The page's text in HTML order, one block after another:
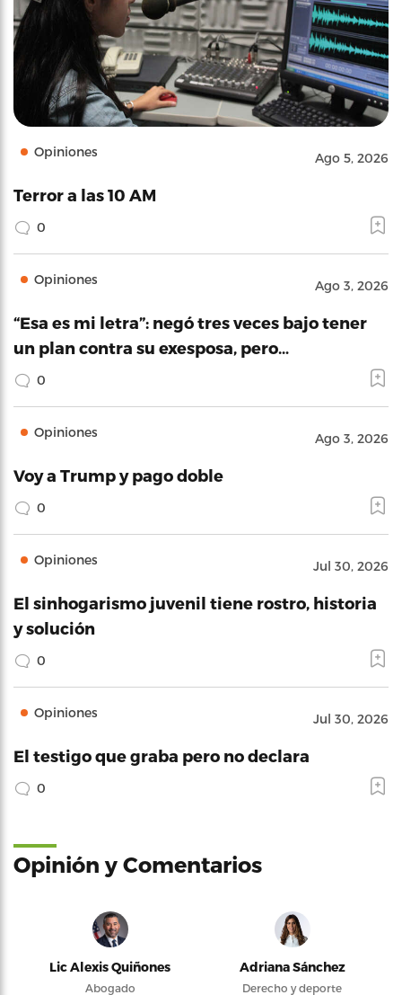
Opiniones Ago 5, 2026
Terror a las 10 AM
0
Opiniones Ago 3, 2026
“Esa es mi letra”: negó tres veces bajo tener
un plan contra su exesposa, pero…
0
Opiniones Ago 3, 2026
Voy a Trump y pago doble
0
Opiniones Jul 30, 2026
El sinhogarismo juvenil tiene rostro, historia
y solución
0
Opiniones Jul 30, 2026
El testigo que graba pero no declara
0
Opinión y Comentarios
Lic Alexis Quiñones
Abogado
Adriana Sánchez
Derecho y deporte